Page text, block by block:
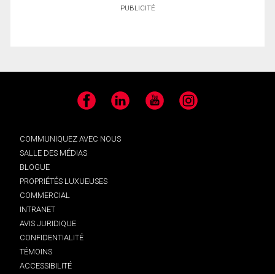
PUBLICITÉ
Facebook LinkedIn YouTube Instagram
COMMUNIQUEZ AVEC NOUS
SALLE DES MÉDIAS
BLOGUE
PROPRIÉTÉS LUXUEUSES
COMMERCIAL
INTRANET
AVIS JURIDIQUE
CONFIDENTIALITÉ
TÉMOINS
ACCESSIBILITÉ